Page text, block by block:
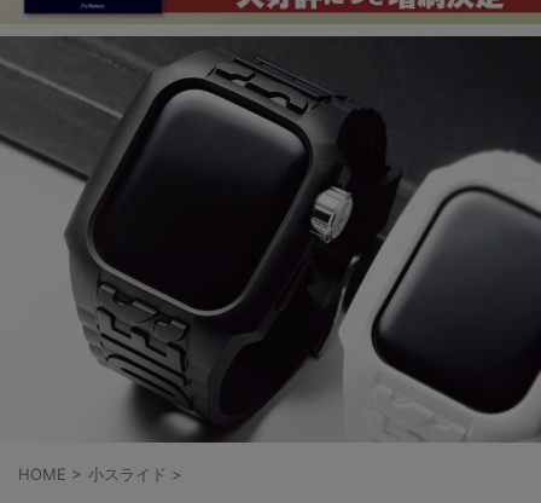
HOME > 小スライド >